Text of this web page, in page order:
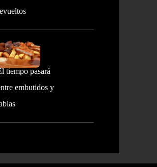
tiempo pasará
embutidos y